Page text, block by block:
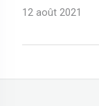
12 août 2021